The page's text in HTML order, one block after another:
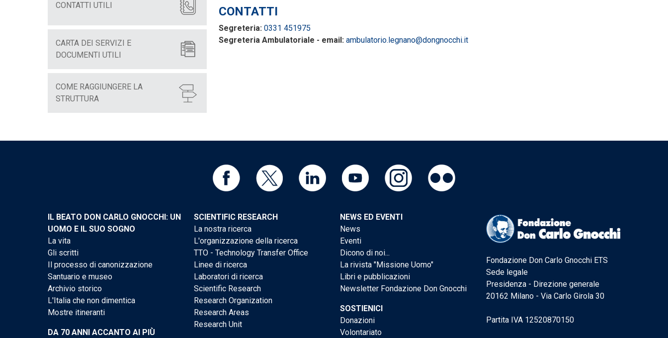
CONTATTI UTILI
CARTA DEI SERVIZI E
DOCUMENTI UTILI
COME RAGGIUNGERE LA
STRUTTURA
CONTATTI
Segreteria: 0331 451975
Segreteria Ambulatoriale - email: ambulatorio.legnano@dongnocchi.it
IL BEATO DON CARLO GNOCCHI: UN
UOMO E IL SUO SOGNO
La vita
Gli scritti
Il processo di canonizzazione
Santuario e museo
Archivio storico
L'Italia che non dimentica
Mostre itineranti
DA 70 ANNI ACCANTO AI PIÙ
SCIENTIFIC RESEARCH
La nostra ricerca
L'organizzazione della ricerca
TTO - Technology Transfer Office
Linee di ricerca
Laboratori di ricerca
Scientific Research
Research Organization
Research Areas
Research Unit
NEWS ED EVENTI
News
Eventi
Dicono di noi...
La rivista "Missione Uomo"
Libri e pubblicazioni
Newsletter Fondazione Don Gnocchi
SOSTIENICI
Donazioni
Volontariato
Fondazione Don Carlo Gnocchi ETS
Sede legale
Presidenza - Direzione generale
20162 Milano - Via Carlo Girola 30
Partita IVA 12520870150